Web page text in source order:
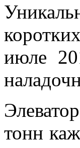
июле
тонн